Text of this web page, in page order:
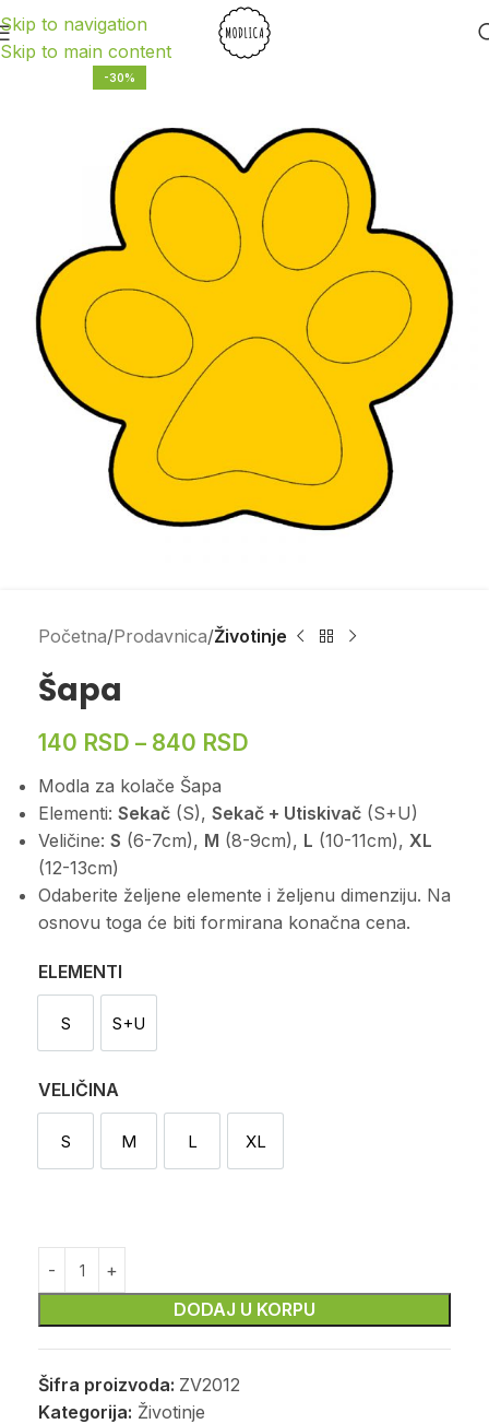
Skip to navigation
Skip to main content
-30%
Početna Prodavnica Životinje
Šapa
140 RSD – 840 RSD
Modla za kolače Šapa
Elementi: Sekač (S), Sekač + Utiskivač (S+U)
Veličine: S (6-7cm), M (8-9cm), L (10-11cm), XL
(12-13cm)
Odaberite željene elemente i željenu dimenziju. Na
osnovu toga će biti formirana konačna cena.
ELEMENTI
SSekačS+USekač i utiskivač
VELIČINA
S
S M
M L
L XL
XL
DODAJ U KORPU
Šifra proizvoda: ZV2012
Kategorija: Životinje